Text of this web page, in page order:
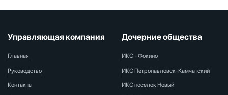
Управляющая компания
Главная
Руководство
Контакты
Дочерние общества
ИКС - Фокино
ИКС Петропавловск-Камчатский
ИКС поселок Новый